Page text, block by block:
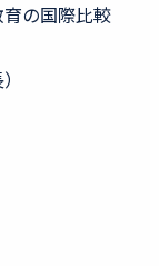
の国際比較